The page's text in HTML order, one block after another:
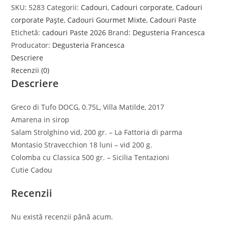
SKU: 5283 Categorii: Cadouri, Cadouri corporate, Cadouri
corporate Paște, Cadouri Gourmet Mixte, Cadouri Paste
Etichetă:cadouri Paste 2026 Brand: Degusteria Francesca
Producator: Degusteria Francesca
Descriere
Recenzii (0)
Descriere
Greco di Tufo DOCG, 0.75L, Villa Matilde, 2017
Amarena in sirop
Salam Strolghino vid, 200 gr. – La Fattoria di parma
Montasio Stravecchion 18 luni – vid 200 g.
Colomba cu Classica 500 gr. – Sicilia Tentazioni
Cutie Cadou
Recenzii
Nu există recenzii până acum.